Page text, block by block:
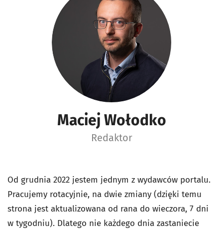
Maciej Wołodko
Redaktor
Od grudnia 2022 jestem jednym z wydawców portalu.
Pracujemy rotacyjnie, na dwie zmiany (dzięki temu
strona jest aktualizowana od rana do wieczora, 7 dni
w tygodniu). Dlatego nie każdego dnia zastaniecie